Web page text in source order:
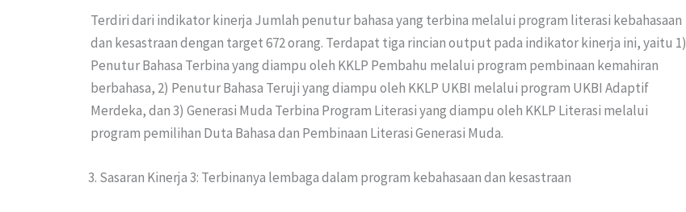
Terdiri dari indikator kinerja Jumlah penutur bahasa yang terbina melalui program literasi kebahasaan
dan kesastraan dengan target 672 orang. Terdapat tiga rincian output pada indikator kinerja ini, yaitu 1)
Penutur Bahasa Terbina yang diampu oleh KKLP Pembahu melalui program pembinaan kemahiran
berbahasa, 2) Penutur Bahasa Teruji yang diampu oleh KKLP UKBI melalui program UKBI Adaptif
Merdeka, dan 3) Generasi Muda Terbina Program Literasi yang diampu oleh KKLP Literasi melalui
program pemilihan Duta Bahasa dan Pembinaan Literasi Generasi Muda.
Sasaran Kinerja 3: Terbinanya lembaga dalam program kebahasaan dan kesastraan